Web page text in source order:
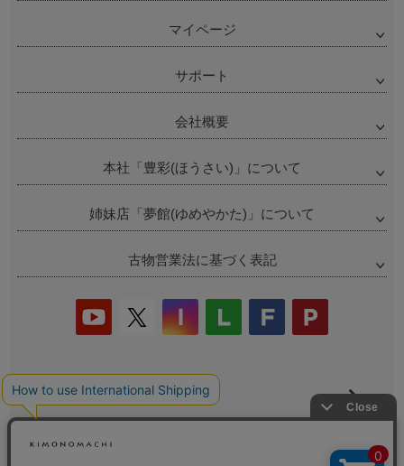
マイページ
サポート
会社概要
本社「豊彩(ほうさい)」について
姉妹店「夢館(ゆめやかた)」について
古物営業法に基づく表記
当店の偽サイトにご注意ください
商品の無断販売・転売の禁止について